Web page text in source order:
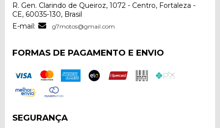
R. Gen. Clarindo de Queiroz, 1072 - Centro, Fortaleza -
CE, 60035-130, Brasil
E-mail:
g7motos@gmail.com
FORMAS DE PAGAMENTO E ENVIO
SEGURANÇA